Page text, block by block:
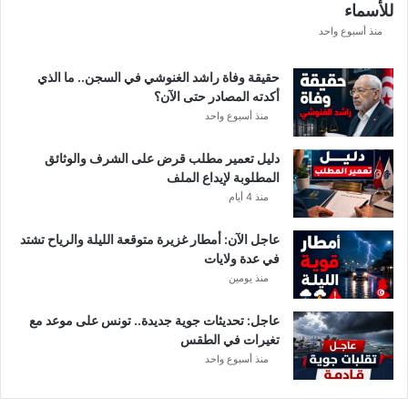
للأسماء
منذ أسبوع واحد
حقيقة وفاة راشد الغنوشي في السجن.. ما الذي
أكدته المصادر حتى الآن؟
منذ أسبوع واحد
دليل تعمير مطلب قرض على الشرف والوثائق
المطلوبة لإيداع الملف
منذ 4 أيام
عاجل الآن: أمطار غزيرة متوقعة الليلة والرياح تشتد
في عدة ولايات
منذ يومين
عاجل: تحديثات جوية جديدة.. تونس على موعد مع
تغيرات في الطقس
منذ أسبوع واحد